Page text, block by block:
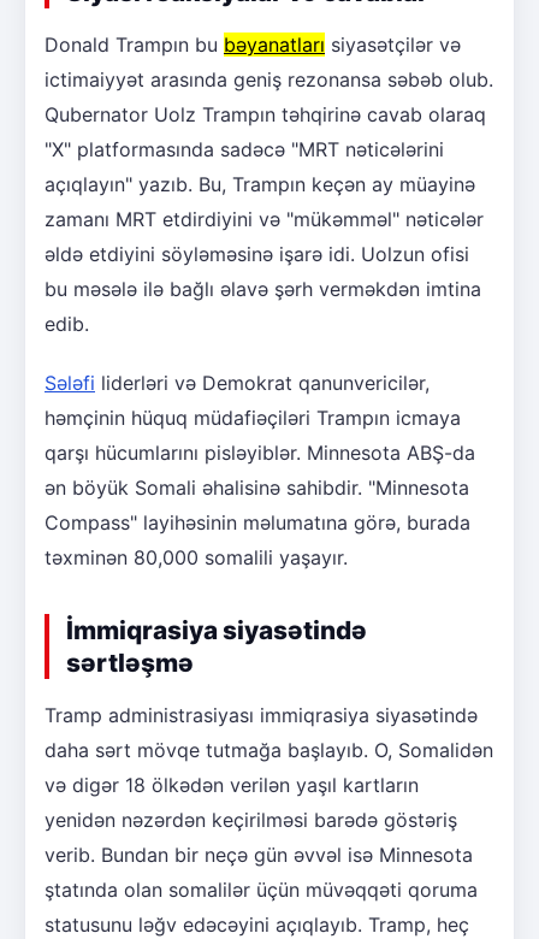
Donald Trampın bu bəyanatları siyasətçilər və
ictimaiyyət arasında geniş rezonansa səbəb olub.
Qubernator Uolz Trampın təhqirinə cavab olaraq
"X" platformasında sadəcə "MRT nəticələrini
açıqlayın" yazıb. Bu, Trampın keçən ay müayinə
zamanı MRT etdirdiyini və "mükəmməl" nəticələr
əldə etdiyini söyləməsinə işarə idi. Uolzun ofisi
bu məsələ ilə bağlı əlavə şərh verməkdən imtina
edib.
Sələfi liderləri və Demokrat qanunvericilər,
həmçinin hüquq müdafiəçiləri Trampın icmaya
qarşı hücumlarını pisləyiblər. Minnesota ABŞ-da
ən böyük Somali əhalisinə sahibdir. "Minnesota
Compass" layihəsinin məlumatına görə, burada
təxminən 80,000 somalili yaşayır.
İmmiqrasiya siyasətində
sərtləşmə
Tramp administrasiyası immiqrasiya siyasətində
daha sərt mövqe tutmağa başlayıb. O, Somalidən
və digər 18 ölkədən verilən yaşıl kartların
yenidən nəzərdən keçirilməsi barədə göstəriş
verib. Bundan bir neçə gün əvvəl isə Minnesota
ştatında olan somalilər üçün müvəqqəti qoruma
statusunu ləğv edəcəyini açıqlayıb. Tramp, heç